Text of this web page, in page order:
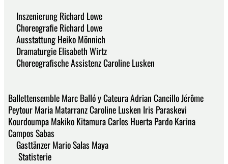
Inszenierung Richard Lowe
Choreografie Richard Lowe
Ausstattung Heiko Mönnich
Dramaturgie Elisabeth Wirtz
Choreografische Assistenz Caroline Lusken
Ballettensemble Marc Balló y Cateura Adrian Cancillo Jérôme
Peytour Maria Matarranz Caroline Lusken Iris Paraskevi
Kourdoumpa Makiko Kitamura Carlos Huerta Pardo Karina
Campos Sabas
Gasttänzer Mario Salas Maya
Statisterie